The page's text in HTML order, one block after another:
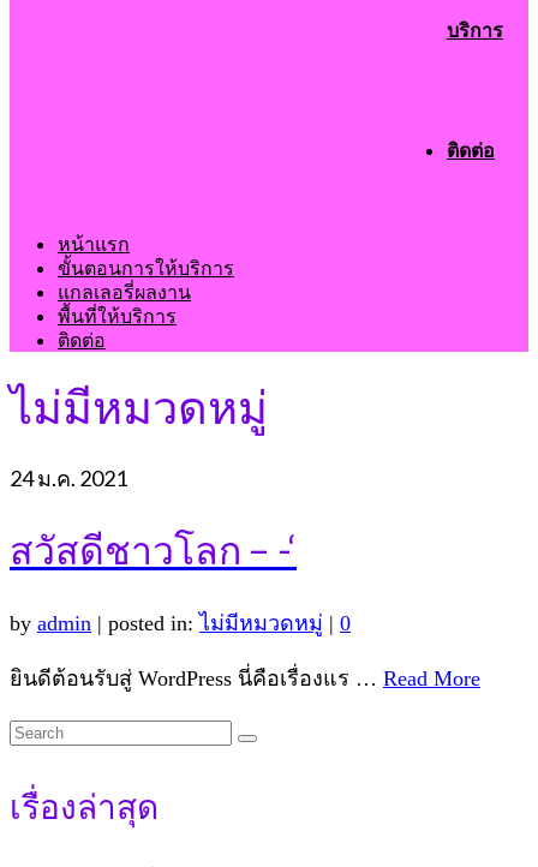
บริการ
ติดต่อ
หน้าแรก
ขั้นตอนการให้บริการ
แกลเลอรี่ผลงาน
พื้นที่ให้บริการ
ติดต่อ
ไม่มีหมวดหมู่
24ม.ค. 2021
สวัสดีชาวโลก – -‘
by admin | posted in: ไม่มีหมวดหมู่ | 0
ยินดีต้อนรับสู่ WordPress นี่คือเรื่องแร … Read More
Search
เรื่องล่าสุด